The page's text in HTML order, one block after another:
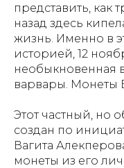
представить, как
назад здесь
жизнь. Именно в
историей, 12
необыкновенная
варвары. Монеты
Этот частный, но
создан по
Вагита
монеты из его